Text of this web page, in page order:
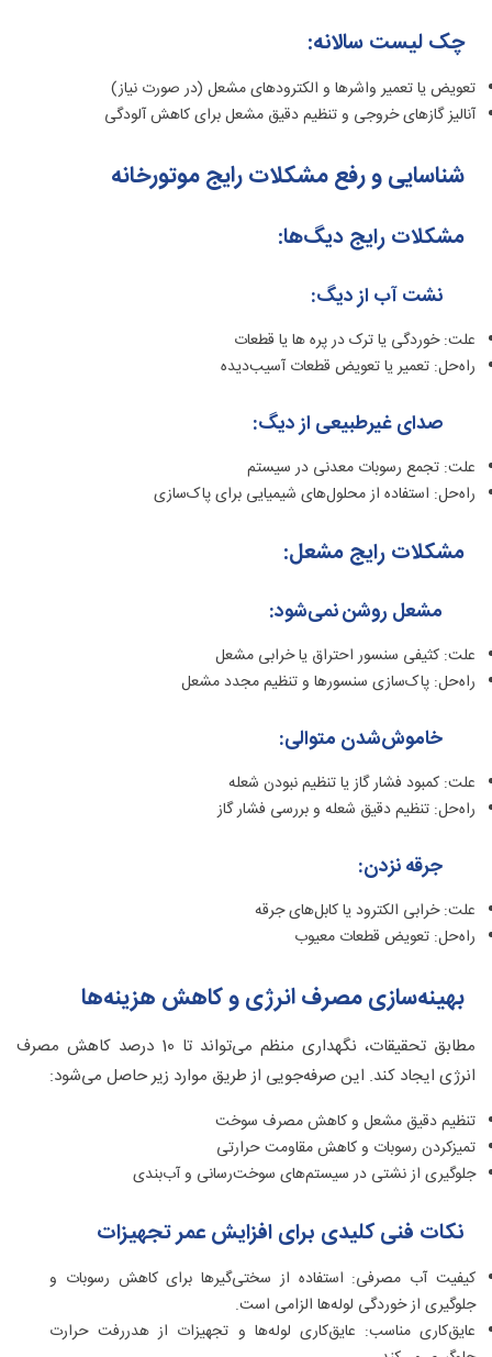
چک ‌لیست سالانه:
تعویض یا تعمیر واشرها و الکترودهای مشعل (در صورت نیاز)
آنالیز گازهای خروجی و تنظیم دقیق مشعل برای کاهش آلودگی
شناسایی و رفع مشکلات رایج موتورخانه
مشکلات رایج دیگ‌ها:
نشت آب از دیگ:
علت: خوردگی یا ترک در پره ها یا قطعات
راه‌حل: تعمیر یا تعویض قطعات آسیب‌دیده
صدای غیرطبیعی از دیگ:
علت: تجمع رسوبات معدنی در سیستم
راه‌حل: استفاده از محلول‌های شیمیایی برای پاک‌سازی
مشکلات رایج مشعل:
مشعل روشن نمی‌شود:
علت: کثیفی سنسور احتراق یا خرابی مشعل
راه‌حل: پاک‌سازی سنسورها و تنظیم مجدد مشعل
خاموش‌شدن متوالی:
علت: کمبود فشار گاز یا تنظیم نبودن شعله
راه‌حل: تنظیم دقیق شعله و بررسی فشار گاز
جرقه نزدن:
علت: خرابی الکترود یا کابل‌های جرقه
راه‌حل: تعویض قطعات معیوب
بهینه‌سازی مصرف انرژی و کاهش هزینه‌ها
مطابق تحقیقات، نگهداری منظم می‌تواند تا 10 درصد کاهش مصرف
انرژی ایجاد کند. این صرفه‌جویی از طریق موارد زیر حاصل می‌شود:
تنظیم دقیق مشعل و کاهش مصرف سوخت
تمیزکردن رسوبات و کاهش مقاومت حرارتی
جلوگیری از نشتی در سیستم‌های سوخت‌رسانی و آب‌بندی
نکات فنی کلیدی برای افزایش عمر تجهیزات
کیفیت آب مصرفی: استفاده از سختی‌گیرها برای کاهش رسوبات و
جلوگیری از خوردگی لوله‌ها الزامی است.
عایق‌کاری مناسب: عایق‌کاری لوله‌ها و تجهیزات از هدررفت حرارت